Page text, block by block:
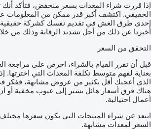
إذا قررت شراء المعدات بسعر منخفض، فتأكد أنك
الحقيقي. اكتشف أكبر قدر ممكن من المعلومات
إحدى طرق الغش في تقديم نفسك كشركة
أخبرنا عن ذلك من أجل تشديد الرقابة وذلك من
التحقق من السعر
قبل أن تقرر القيام بالشراء، احرص على مراجعة
بعناية لفهم متوسط تكلفة المعدات التي اخترتها.
الذي أعجبك أقل بكثير من عروض مشابهة، ففكر
هناك فرق أسعار هائل يشير إلى عيوب مخفية أو أن
أعمال احتيالية.
ابتعد عن شراء المنتجات التي يكون سعرها
السعر لمعدات مشابهة.